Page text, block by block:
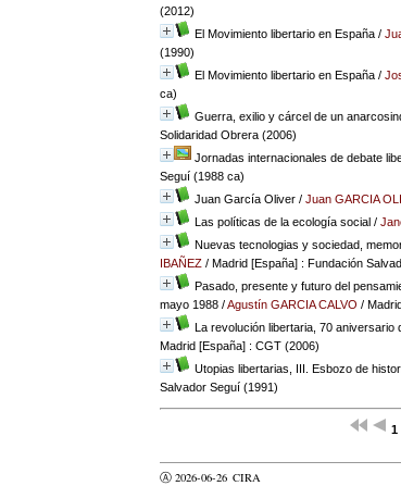
(2012)
El Movimiento libertario en España/
(1990)
El Movimiento libertario en España/
ca)
Guerra, exilio y cárcel de un
Solidaridad Obrera (2006)
Jornadas internacionales de debate
Seguí (1988 ca)
Juan García Oliver/ Juan GARCIA
Las políticas de la ecología social/
Nuevas tecnologias y sociedad,
IBAÑEZ/ Madrid [España] : Fundación
Pasado, presente y futuro del
mayo 1988/Agustín GARCIA CALVO /
La revolución libertaria, 70 aniversario
Madrid [España] : CGT (2006)
Utopias libertarias, III. Esbozo de
Salvador Seguí (1991)
1
Ⓐ 2026-06-26 CIRA